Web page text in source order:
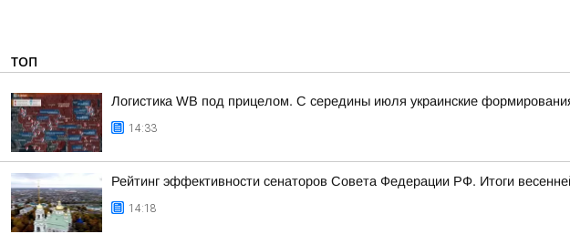
ТОП
Логистика WB под прицелом. С середины июля украинские
14:33
Рейтинг эффективности сенаторов Совета Федерации РФ. Итоги
14:18